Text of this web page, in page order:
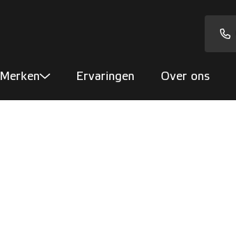
Merken Ervaringen Over ons